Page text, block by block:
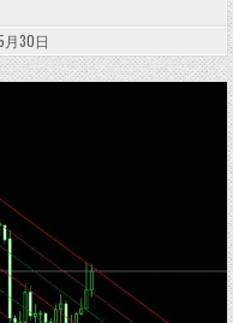
月30日